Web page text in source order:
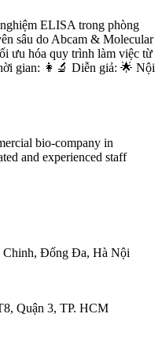
ELISA trong phòng
sâu do Abcam & Molecular
ưu hóa quy trình làm việc từ
gian: 👩‍🔬 Diễn giả: 🌟 Nội
bio-company in
and experienced staff
Chinh, Đống Đa, Hà Nội
Quận 3, TP. HCM